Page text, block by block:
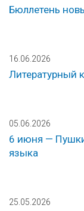
Бюллетень
16.06.2026
Литературный
05.06.2026
6 июня —
языка
25.05.2026